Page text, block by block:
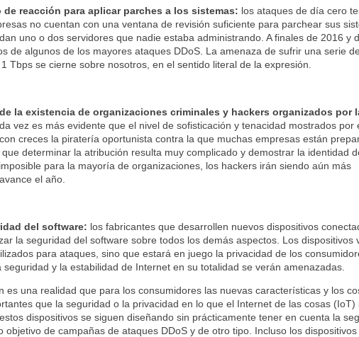
de reacción para aplicar parches a los sistemas: los ataques de día cero
no cuentan con una ventana de revisión suficiente para parchear sus
uno o dos servidores que nadie estaba administrando. A finales de 2016 y
de algunos de los mayores ataques DDoS. La amenaza de sufrir una serie
Tbps se cierne sobre nosotros, en el sentido literal de la expresión.
la existencia de organizaciones criminales y hackers organizados por
vez es más evidente que el nivel de sofisticación y tenacidad mostrados por
creces la piratería oportunista contra la que muchas empresas están
determinar la atribución resulta muy complicado y demostrar la identidad
para la mayoría de organizaciones, los hackers irán siendo aún más
el año.
del software: los fabricantes que desarrollen nuevos dispositivos
la seguridad del software sobre todos los demás aspectos. Los dispositivos
para ataques, sino que estará en juego la privacidad de los
seguridad y la estabilidad de Internet en su totalidad se verán amenazadas.
es una realidad que para los consumidores las nuevas características y los
que la seguridad o la privacidad en lo que el Internet de las cosas (IoT)
dispositivos se siguen diseñando sin prácticamente tener en cuenta la
objetivo de campañas de ataques DDoS y de otro tipo. Incluso los